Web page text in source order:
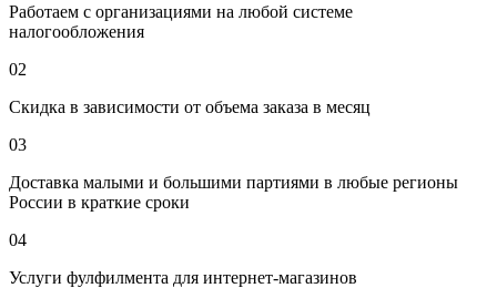
Работаем с организациями на любой системе
налогообложения
02
Скидка в зависимости от объема заказа в месяц
03
Доставка малыми и большими партиями в любые регионы
России в краткие сроки
04
Услуги фулфилмента для интернет-магазинов